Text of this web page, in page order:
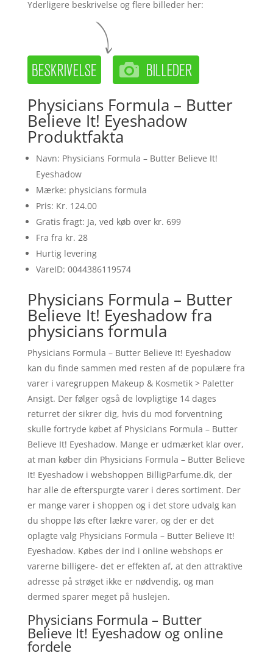
Yderligere beskrivelse og flere billeder her:
Physicians Formula – Butter
Believe It! Eyeshadow
Produktfakta
Navn: Physicians Formula – Butter Believe It!
Eyeshadow
Mærke: physicians formula
Pris: Kr. 124.00
Gratis fragt: Ja, ved køb over kr. 699
Fra fra kr. 28
Hurtig levering
VareID: 0044386119574
Physicians Formula – Butter
Believe It! Eyeshadow fra
physicians formula
Physicians Formula – Butter Believe It! Eyeshadow
kan du finde sammen med resten af de populære fra
varer i varegruppen Makeup & Kosmetik > Paletter
Ansigt. Der følger også de lovpligtige 14 dages
returret der sikrer dig, hvis du mod forventning
skulle fortryde købet af Physicians Formula – Butter
Believe It! Eyeshadow. Mange er udmærket klar over,
at man køber din Physicians Formula – Butter Believe
It! Eyeshadow i webshoppen BilligParfume.dk, der
har alle de efterspurgte varer i deres sortiment. Der
er mange varer i shoppen og i det store udvalg kan
du shoppe løs efter lækre varer, og der er det
oplagte valg Physicians Formula – Butter Believe It!
Eyeshadow. Købes der ind i online webshops er
varerne billigere- det er effekten af, at den attraktive
adresse på strøget ikke er nødvendig, og man
dermed sparer meget på huslejen.
Physicians Formula – Butter
Believe It! Eyeshadow og online
fordele